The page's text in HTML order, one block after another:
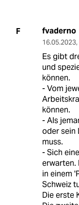
F fvaderno
16.05.2023,
Es gibt
und
können.
- Vom
können.
- Als
oder sein
muss.
- Sich
erwarten.
in einem
Schweiz
Die erste